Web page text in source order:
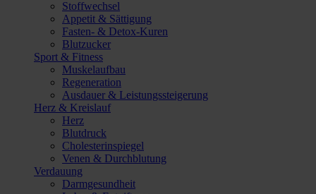
Stoffwechsel
Appetit & Sättigung
Fasten- & Detox-Kuren
Blutzucker
Sport & Fitness
Muskelaufbau
Regeneration
Ausdauer & Leistungssteigerung
Herz & Kreislauf
Herz
Blutdruck
Cholesterinspiegel
Venen & Durchblutung
Verdauung
Darmgesundheit